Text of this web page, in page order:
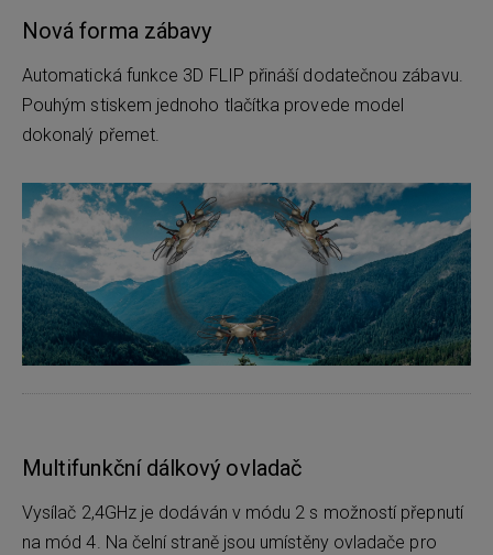
Nová forma zábavy
Automatická funkce 3D FLIP přináší dodatečnou zábavu.
Pouhým stiskem jednoho tlačítka provede model
dokonalý přemet.
Multifunkční dálkový ovladač
Vysílač 2,4GHz je dodáván v módu 2 s možností přepnutí
na mód 4. Na čelní straně jsou umístěny ovladače pro